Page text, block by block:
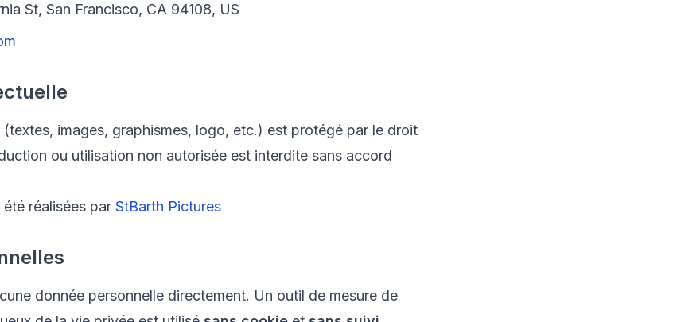
St, San Francisco, CA 94108, US
images, graphismes, logo, etc.) est protégé par le droit
ou utilisation non autorisée est interdite sans accord
réalisées par StBarth Pictures
donnée personnelle directement. Un outil de mesure de